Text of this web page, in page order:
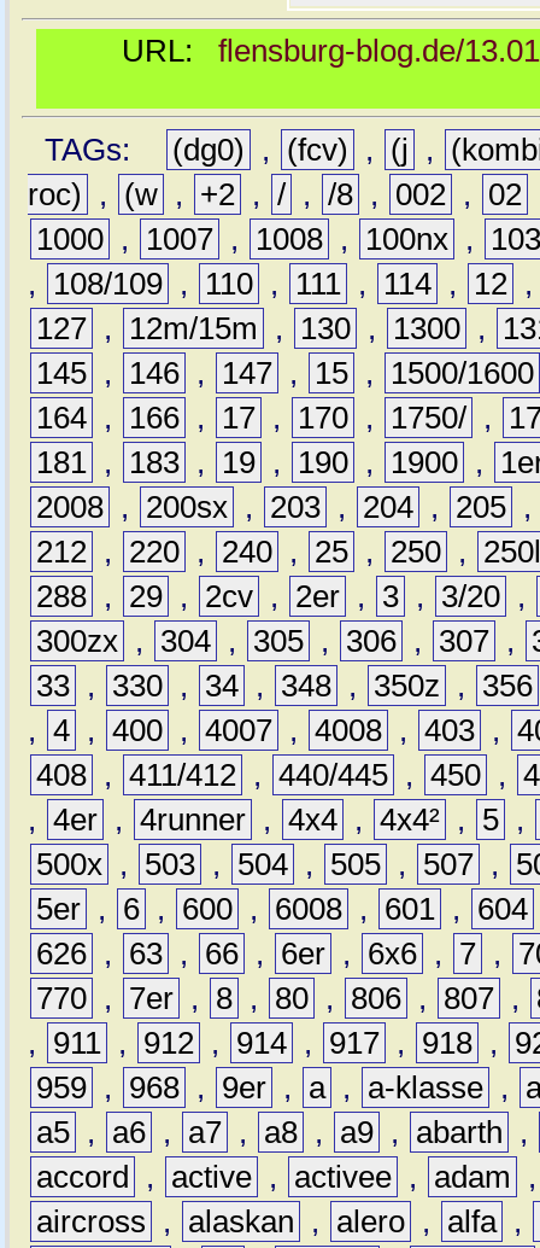
URL: flensburg-blog.de/
TAGs: (dg0) , (fcv) , (j ,
roc)
, (w , +2 , / , /8 , 002 , 02
1000 , 1007 , 1008 , 100nx ,
,
108/109 , 110 , 111 , 114 , 12
127 , 12m/15m , 130 , 1300 ,
145 , 146 , 147 , 15 ,
1500/1600
164 , 166 , 17 , 170 , 1750/ ,
181 , 183 , 19 , 190 , 1900 ,
2008 , 200sx , 203 , 204 , 205 ,
212 , 220 , 240 , 25 , 250 ,
288 , 29 , 2cv , 2er , 3 , 3/20 ,
300zx , 304 , 305 , 306 , 307 ,
33 , 330 , 34 , 348 , 350z ,
356
, 4 , 400 , 4007 , 4008 , 403 ,
408 , 411/412 , 440/445 , 450 ,
, 4er , 4runner , 4x4 , 4x4² , 5 ,
500x , 503 , 504 , 505 , 507 ,
5er , 6 , 600 , 6008 , 601 , 604
626 , 63 , 66 , 6er , 6x6 , 7 ,
770 , 7er , 8 , 80 , 806 , 807 ,
,
911 , 912 , 914 , 917 , 918 ,
959 , 968 , 9er , a , a-klasse ,
a5 , a6 , a7 , a8 , a9 , abarth
,
accord
, active , activee , adam
aircross
, alaskan , alero , alfa ,